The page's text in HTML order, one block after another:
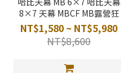
8×7 天幕 MBCF MB露營狂
NT$1,580 ~ NT$5,980
NT$8,600